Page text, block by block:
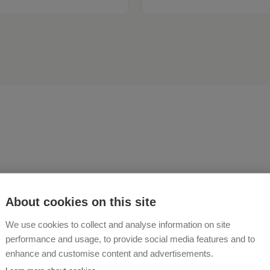
Willkommen in den
eingerichteten
STEFFI
About cookies on this site
We use cookies to collect and analyse information on site
performance and usage, to provide social media features and to
enhance and customise content and advertisements.